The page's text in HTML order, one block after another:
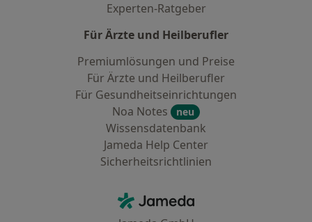
Experten-Ratgeber
Für Ärzte und Heilberufler
Premiumlösungen und Preise
Für Ärzte und Heilberufler
Für Gesundheitseinrichtungen
Noa Notes
neu
Wissensdatenbank
Jameda Help Center
Sicherheitsrichtlinien
Jameda - Startseite